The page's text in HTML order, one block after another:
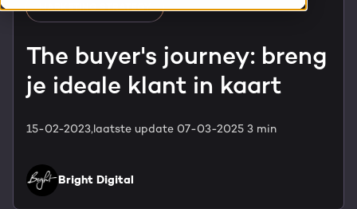
GROWTH SERVICES
Digital marketing
Team
Contact
HubSpot partner
Blog
Events & webinars
HubSpot video's
Kennisbank
MARKETING STRATEGY
The buyer's journey: breng
je ideale klant in kaart
15-02-2023,laatste update 07-03-2025 3 min
Bright Digital